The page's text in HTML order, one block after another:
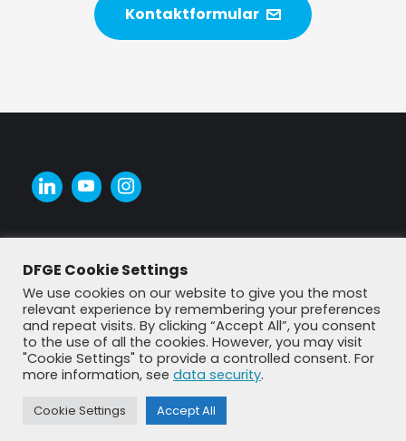
Kontaktformular
Previously used menu 1
+49 8192 99 7 33-20
DFGE Cookie Settings
We use cookies on our website to give you the most
relevant experience by remembering your preferences
and repeat visits. By clicking “Accept All”, you consent
to the use of all the cookies. However, you may visit
"Cookie Settings" to provide a controlled consent. For
more information, see data security.
Cookie Settings Accept All